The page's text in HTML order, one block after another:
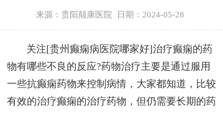
来源：贵阳颠康医院 日期：2024-05-28
关注[贵州癫痫病医院哪家好]治疗癫痫的药
物有哪些不良的反应?药物治疗主要是通过服用
一些抗癫痫药物来控制病情，大家都知道，比较
有效的治疗癫痫的治疗药物，但仍需要长期的药